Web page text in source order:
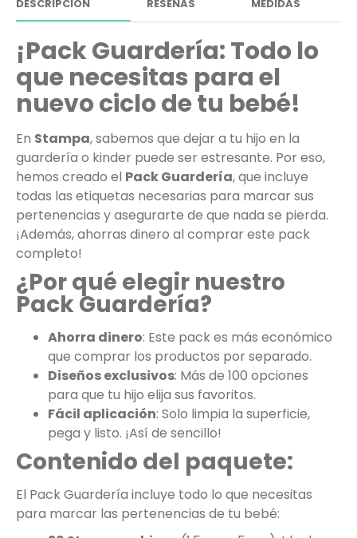
DESCRIPCIÓN RESEÑAS MEDIDAS
¡Pack Guardería: Todo lo
que necesitas para el
nuevo ciclo de tu bebé!
En Stampa, sabemos que dejar a tu hijo en la
guardería o kinder puede ser estresante. Por eso,
hemos creado el Pack Guardería, que incluye
todas las etiquetas necesarias para marcar sus
pertenencias y asegurarte de que nada se pierda.
¡Además, ahorras dinero al comprar este pack
completo!
¿Por qué elegir nuestro
Pack Guardería?
Ahorra dinero: Este pack es más económico
que comprar los productos por separado.
Diseños exclusivos: Más de 100 opciones
para que tu hijo elija sus favoritos.
Fácil aplicación: Solo limpia la superficie,
pega y listo. ¡Así de sencillo!
Contenido del paquete:
El Pack Guardería incluye todo lo que necesitas
para marcar las pertenencias de tu bebé: